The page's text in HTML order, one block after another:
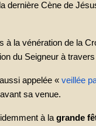
dernière Cène de
à la vénération de la
du Seigneur à travers
appelée « veillée
sa venue.
à la grande